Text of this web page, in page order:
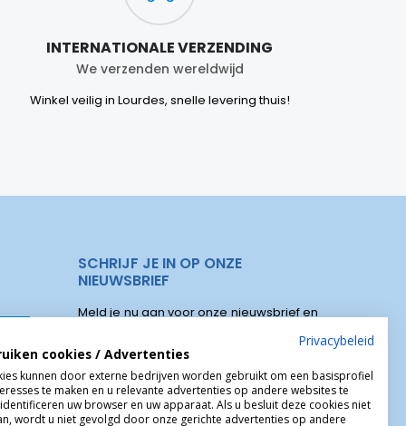
INTERNATIONALE VERZENDING
We verzenden wereldwijd
Winkel veilig in Lourdes, snelle levering thuis!
Christus
SCHRIJF JE IN OP ONZE
NIEUWSBRIEF
Meld je nu aan voor onze nieuwsbrief en
ontvang onze speciale aanbiedingen,
kortingscodes, nieuwe producten :
Privacybeleid
cookies / Advertenties
kunnen door externe bedrijven worden gebruikt om een basisprofiel
te maken en u relevante advertenties op andere websites te
uw browser en uw apparaat. Als u besluit deze cookies niet
wordt u niet gevolgd door onze gerichte advertenties op andere